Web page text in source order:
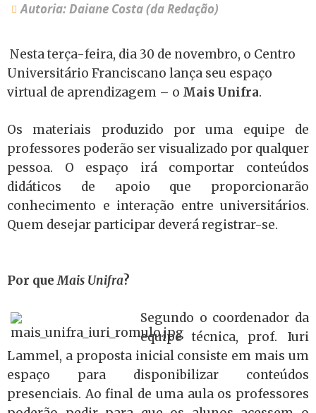
Autoria: Daiane Costa (da Redação)
Nesta terça-feira, dia 30 de novembro, o Centro
Universitário Franciscano lança seu espaço
virtual de aprendizagem – o Mais Unifra.
Os materiais produzido por uma equipe de
professores poderão ser visualizado por qualquer
pessoa. O espaço irá comportar conteúdos
didáticos de apoio que proporcionarão
conhecimento e interação entre universitários.
Quem desejar participar deverá registrar-se.
Por queMais Unifra?
Segundo o coordenador da
equipe técnica, prof. Iuri
Lammel, a proposta inicial consiste em mais um
espaço para disponibilizar conteúdos
presenciais. Ao final de uma aula os professores